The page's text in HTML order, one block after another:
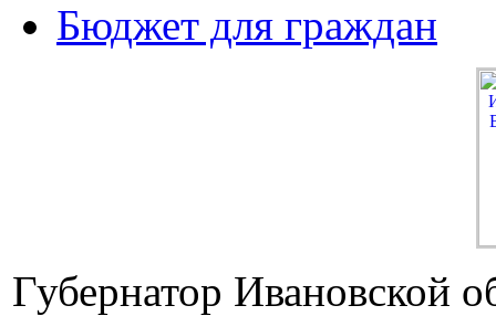
Бюджет для граждан
Губернатор Ивановской